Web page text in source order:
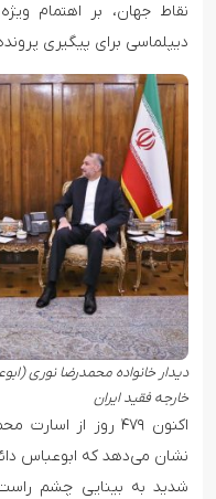
نقاط جهان، بر اهتمام
دیپلماسی برای پیگیری
دیدار خانواده محمدرضا نوری
خارجه فقید ایران
اکنون ۴۷۹ روز از
نشان می‌دهد که ابوعباس
شدید به بینایی چشم